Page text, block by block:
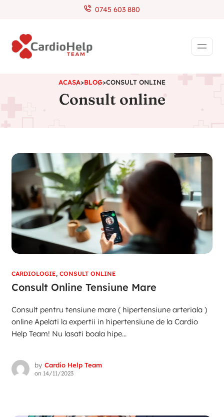
0745 603 880
ACASA>BLOG>CONSULT ONLINE
Consult online
CARDIOLOGIE, CONSULT ONLINE
Consult Online Tensiune Mare
Consult pentru tensiune mare ( hipertensiune arteriala )
online Apelati la expertii in hipertensiune de la Cardio
Help Team! Nu lasati boala hipe...
by Cardio Help Team
on 14/11/2023